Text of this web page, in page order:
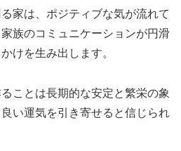
家は、ポジティブな気が流れて
族のコミュニケーションが円滑
けを生み出します。
ことは長期的な安定と繁栄の象
い運気を引き寄せると信じられ